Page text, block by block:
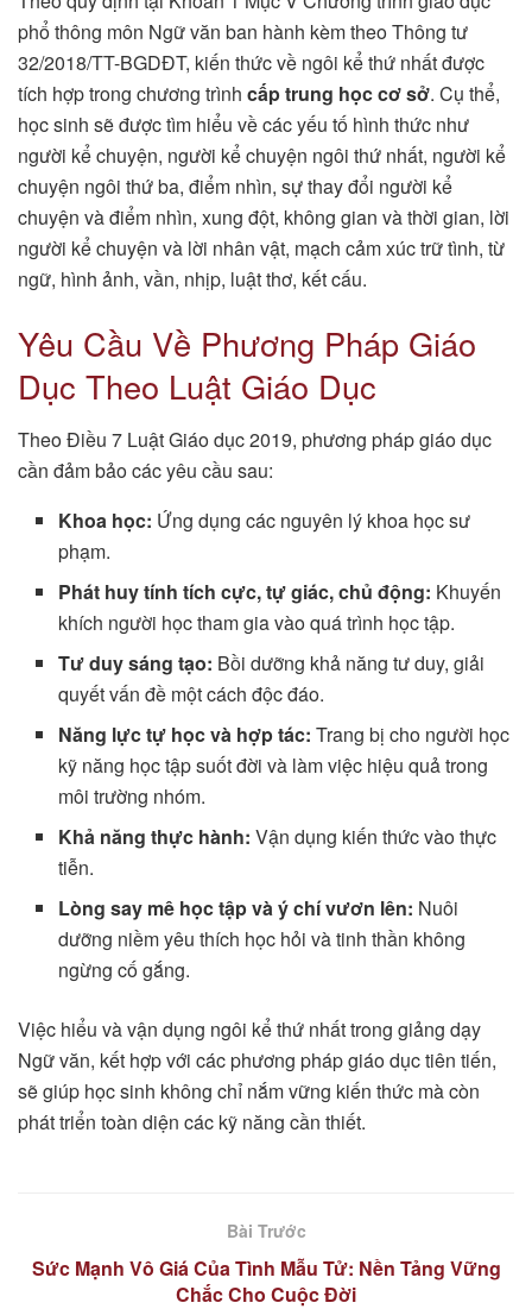
phổ thông môn Ngữ văn ban hành kèm theo Thông tư
32/2018/TT-BGDĐT, kiến thức về ngôi kể thứ nhất được
tích hợp trong chương trình cấp trung học cơ sở. Cụ thể,
học sinh sẽ được tìm hiểu về các yếu tố hình thức như
người kể chuyện, người kể chuyện ngôi thứ nhất, người kể
chuyện ngôi thứ ba, điểm nhìn, sự thay đổi người kể
chuyện và điểm nhìn, xung đột, không gian và thời gian, lời
người kể chuyện và lời nhân vật, mạch cảm xúc trữ tình, từ
ngữ, hình ảnh, vần, nhịp, luật thơ, kết cấu.
Yêu Cầu Về Phương Pháp Giáo
Dục Theo Luật Giáo Dục
Theo Điều 7 Luật Giáo dục 2019, phương pháp giáo dục
cần đảm bảo các yêu cầu sau:
Khoa học: Ứng dụng các nguyên lý khoa học sư
phạm.
Phát huy tính tích cực, tự giác, chủ động: Khuyến
khích người học tham gia vào quá trình học tập.
Tư duy sáng tạo: Bồi dưỡng khả năng tư duy, giải
quyết vấn đề một cách độc đáo.
Năng lực tự học và hợp tác: Trang bị cho người học
kỹ năng học tập suốt đời và làm việc hiệu quả trong
môi trường nhóm.
Khả năng thực hành: Vận dụng kiến thức vào thực
tiễn.
Lòng say mê học tập và ý chí vươn lên: Nuôi
dưỡng niềm yêu thích học hỏi và tinh thần không
ngừng cố gắng.
Việc hiểu và vận dụng ngôi kể thứ nhất trong giảng dạy
Ngữ văn, kết hợp với các phương pháp giáo dục tiên tiến,
sẽ giúp học sinh không chỉ nắm vững kiến thức mà còn
phát triển toàn diện các kỹ năng cần thiết.
Bài Trước
Sức Mạnh Vô Giá Của Tình Mẫu Tử: Nền Tảng Vững
Chắc Cho Cuộc Đời